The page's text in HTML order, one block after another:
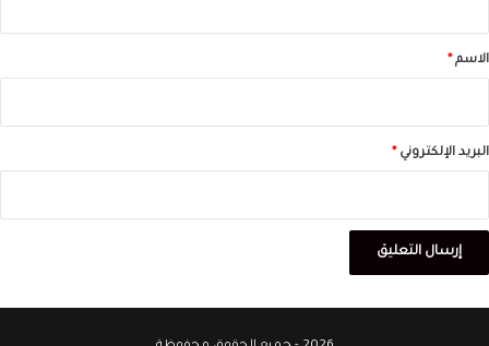
*الاسم *
البريد الإلكتروني *